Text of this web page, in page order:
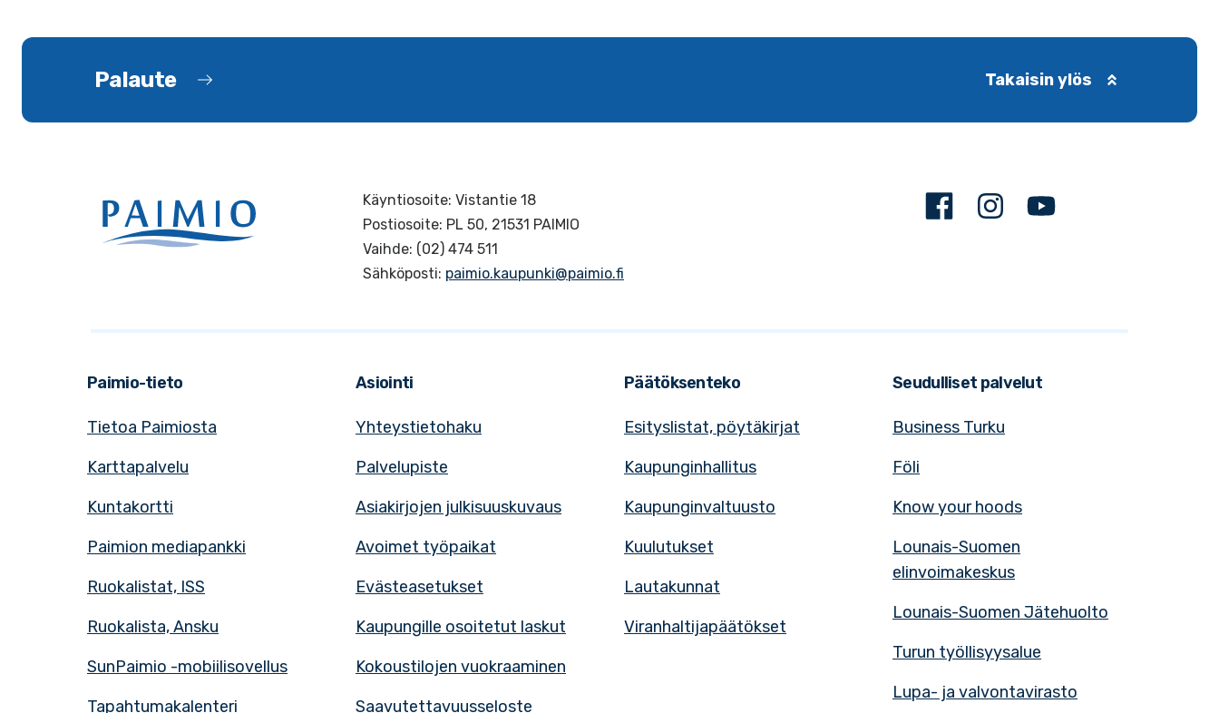
Palaute Takaisin ylös
Käyntiosoite: Vistantie 18
Postiosoite: PL 50, 21531 PAIMIO
Vaihde: (02) 474 511
Sähköposti: paimio.kaupunki@paimio.fi
FacebookInstagram
Paimio-tieto
Tietoa Paimiosta
Karttapalvelu
Kuntakortti
Paimion mediapankki
Ruokalistat, ISS
Ruokalista, Ansku
SunPaimio -mobiilisovellus
Tapahtumakalenteri
Asiointi
Yhteystietohaku
Palvelupiste
Asiakirjojen julkisuuskuvaus
Avoimet työpaikat
Evästeasetukset
Kaupungille osoitetut laskut
Kokoustilojen vuokraaminen
Saavutettavuusseloste
Päätöksenteko
Esityslistat, pöytäkirjat
Kaupunginhallitus
Kaupunginvaltuusto
Kuulutukset
Lautakunnat
Viranhaltijapäätökset
Seudulliset palvelut
Business Turku
Föli
Know your hoods
Lounais-Suomen
elinvoimakeskus
Lounais-Suomen Jätehuolto
Turun työllisyysalue
Lupa- ja valvontavirasto